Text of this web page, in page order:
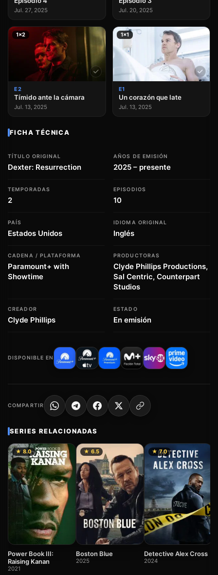
Jul. 27, 2025 Jul. 20, 2025
1×2
E2
Tímido ante la cámara
Jul. 13, 2025
1×1
E1
Un corazón que late
Jul. 13, 2025
FICHA TÉCNICA
TÍTULO ORIGINAL
Dexter: Resurrection
AÑOS DE EMISIÓN
2025 – presente
TEMPORADAS
2
EPISODIOS
10
PAÍS
Estados Unidos
IDIOMA ORIGINAL
Inglés
CADENA / PLATAFORMA
Paramount+ with
Showtime
PRODUCTORAS
Clyde Phillips Productions,
Sal Centric, Counterpart
Studios
CREADOR
Clyde Phillips
ESTADO
En emisión
DISPONIBLE EN
COMPARTIR
SERIES RELACIONADAS
★ 8.0
Power Book III:
Raising Kanan
2021
★ 6.5
Boston Blue
2025
★ 7.0
Detective Alex Cross
2024